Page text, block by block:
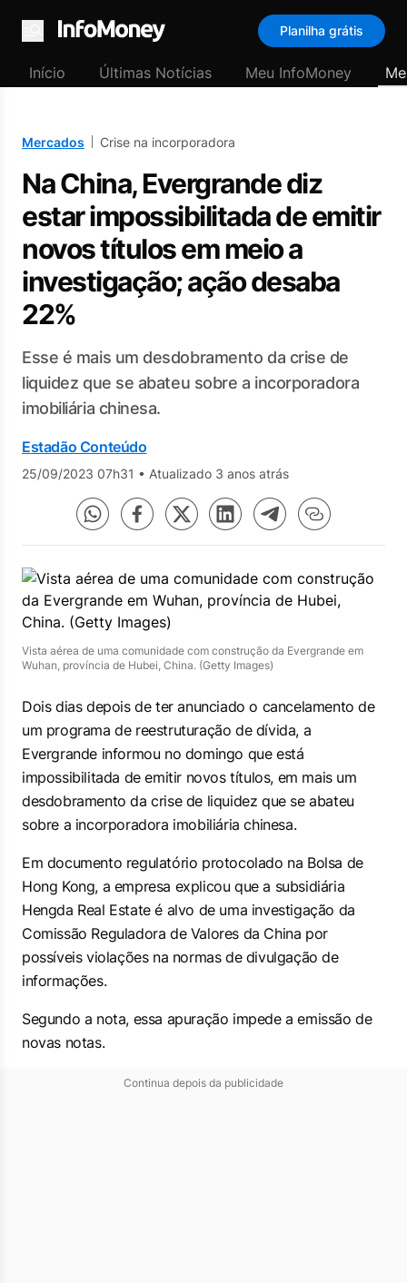
Menu
Planilha grátis
Início Últimas Notícias Meu InfoMoney
Mercados Crise na incorporadora
Na China, Evergrande diz
estar impossibilitada de emitir
novos títulos em meio a
investigação; ação desaba
22%
Esse é mais um desdobramento da crise de
liquidez que se abateu sobre a incorporadora
imobiliária chinesa.
Estadão Conteúdo
25/09/2023 07h31 • Atualizado 3 anos atrás
Vista aérea de uma comunidade com construção da Evergrande em
Wuhan, província de Hubei, China. (Getty Images)
Dois dias depois de ter anunciado o cancelamento de
um programa de reestruturação de dívida, a
Evergrande informou no domingo que está
impossibilitada de emitir novos títulos, em mais um
desdobramento da crise de liquidez que se abateu
sobre a incorporadora imobiliária chinesa.
Em documento regulatório protocolado na Bolsa de
Hong Kong, a empresa explicou que a subsidiária
Hengda Real Estate é alvo de uma investigação da
Comissão Reguladora de Valores da China por
possíveis violações na normas de divulgação de
informações.
Segundo a nota, essa apuração impede a emissão de
novas notas.
Continua depois da publicidade